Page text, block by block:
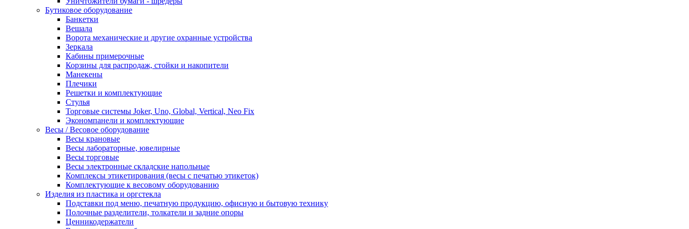
Бутиковое оборудование
Банкетки
Вешала
Ворота механические и другие охранные устройства
Зеркала
Кабины примерочные
Корзины для распродаж, стойки и накопители
Манекены
Плечики
Решетки и комплектующие
Стулья
Торговые системы Joker, Uno, Global, Vertical, Neo Fix
Экономпанели и комплектующие
Весы / Весовое оборудование
Весы крановые
Весы лабораторные, ювелирные
Весы торговые
Весы электронные складские напольные
Комплексы этикетирования (весы с печатью этикеток)
Комплектующие к весовому оборудованию
Изделия из пластика и оргстекла
Подставки под меню, печатную продукцию, офисную и бытовую технику
Полочные разделители, толкатели и задние опоры
Ценникодержатели